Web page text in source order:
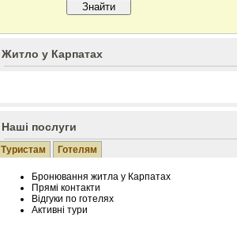
Житло у Карпатах
Наші послуги
Туристам Готелям
Бронювання житла у Карпатах
Прямі контакти
Відгуки по готелях
Активні тури